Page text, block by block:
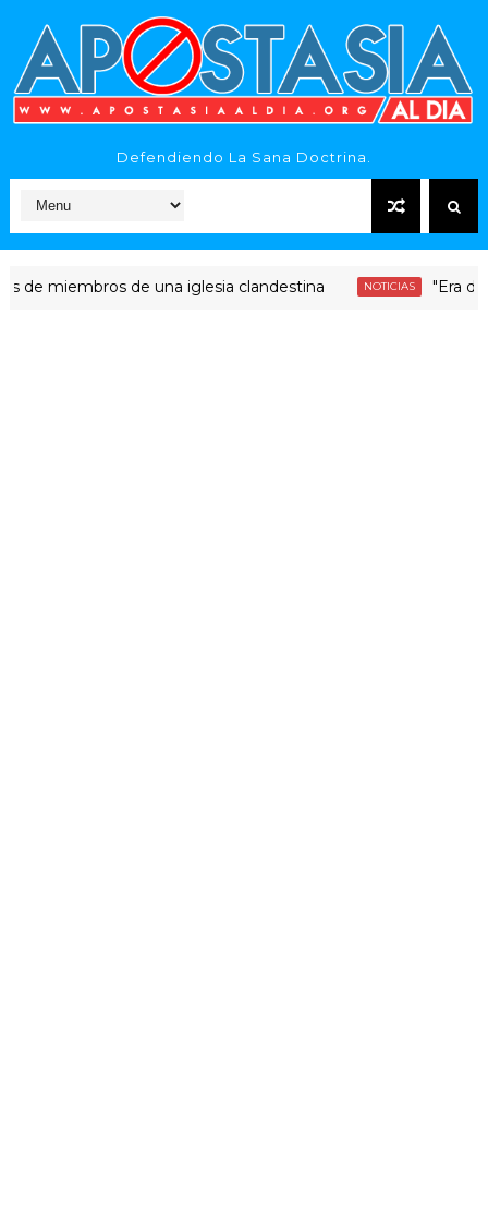
Defendiendo La Sana Doctrina.
de una iglesia clandestina NOTICIAS "Era dinero